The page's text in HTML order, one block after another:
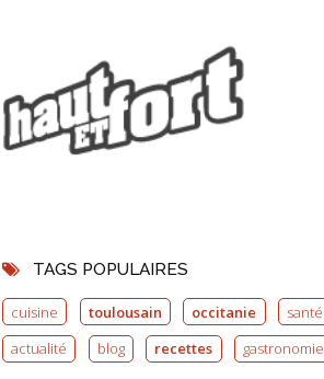
TAGS POPULAIRES
cuisine toulousain occitanie santé
actualité
blog recettes gastronomie